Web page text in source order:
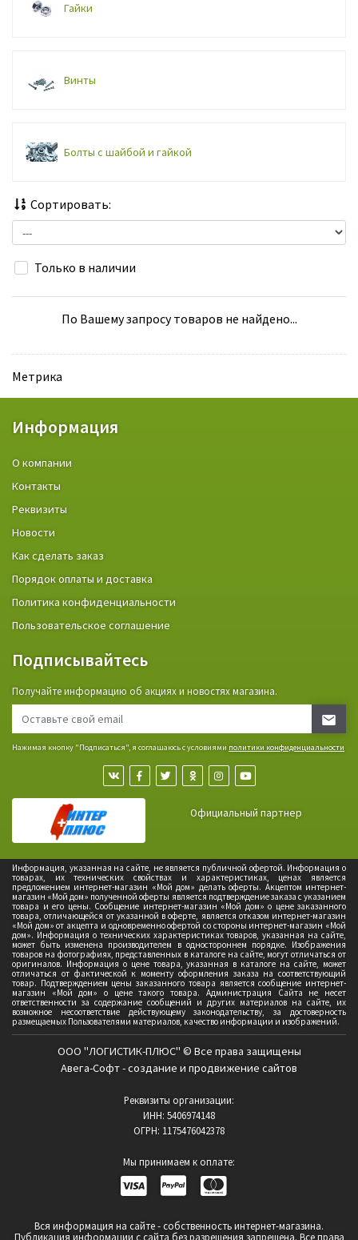
Гайки
Винты
Болты с шайбой и гайкой
Сортировать:
Только в наличии
По Вашему запросу товаров не найдено...
Метрика
Информация
О компании
Контакты
Реквизиты
Новости
Как сделать заказ
Порядок оплаты и доставка
Политика конфиденциальности
Пользовательское соглашение
Подписывайтесь
Получайте информацию об акциях и новостях магазина.
Нажимая кнопку "Подписаться", я соглашаюсь с условиями политики конфиденциальности
Официальный партнер
Информация, указанная на сайте, не является публичной офертой. Информация о
товарах, их технических свойствах и характеристиках, ценах является
предложением интернет-магазин «Мой дом» делать оферты. Акцептом интернет-
магазин «Мой дом» полученной оферты является подтверждение заказа с указанием
товара и его цены. Сообщение интернет-магазин «Мой дом» о цене заказанного
товара, отличающейся от указанной в оферте, является отказом интернет-магазин
«Мой дом» от акцепта и одновременно офертой со стороны интернет-магазин «Мой
дом». Информация о технических характеристиках товаров, указанная на сайте,
может быть изменена производителем в одностороннем порядке. Изображения
товаров на фотографиях, представленных в каталоге на сайте, могут отличаться от
оригиналов. Информация о цене товара, указанная в каталоге на сайте, может
отличаться от фактической к моменту оформления заказа на соответствующий
товар. Подтверждением цены заказанного товара является сообщение интернет-
магазин «Мой дом» о цене такого товара. Администрация Сайта не несет
ответственности за содержание сообщений и других материалов на сайте, их
возможное несоответствие действующему законодательству, за достоверность
размещаемых Пользователями материалов, качество информации и изображений.
ООО "ЛОГИСТИК-ПЛЮС" © Все права защищены
Авега-Софт - создание и продвижение сайтов
Реквизиты организации:
ИНН: 5406974148
ОГРН: 1175476042378
Мы принимаем к оплате:
Вся информация на сайте - собственность интернет-магазина.
Публикация информации с сайта без разрешения запрешена. Все права